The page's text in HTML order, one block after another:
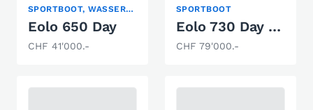
SPORTBOOT, WASSERSKI
Eolo 650 Day
CHF 41'000.-
SPORTBOOT
Eolo 730 Day EFB
CHF 79'000.-